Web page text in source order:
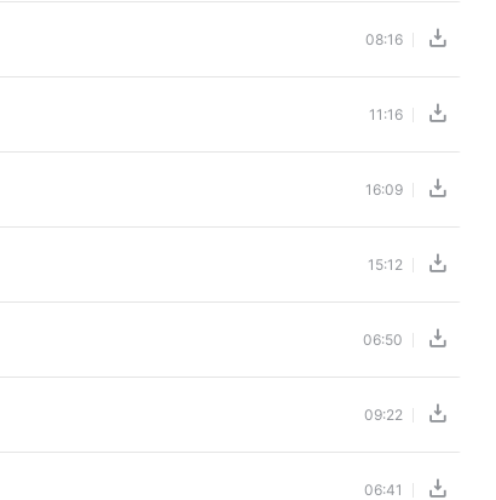
08:16
11:16
16:09
15:12
06:50
09:22
06:41